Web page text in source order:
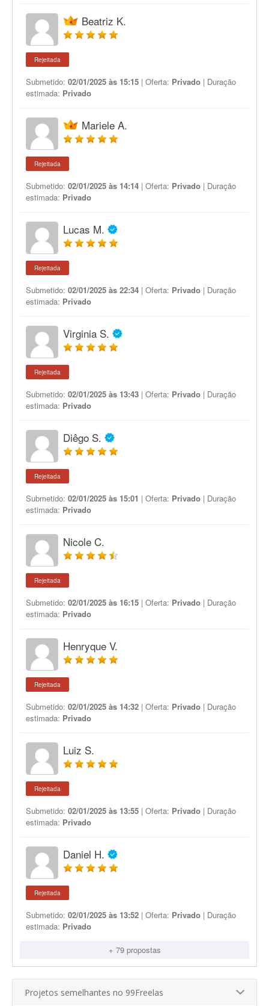
Beatriz K.
Rejeitada
Submetido: 02/01/2025 às 15:15 | Oferta: Privado | Duração
estimada: Privado
Mariele A.
Rejeitada
Submetido: 02/01/2025 às 14:14 | Oferta: Privado | Duração
estimada: Privado
Lucas M.
Rejeitada
Submetido: 02/01/2025 às 22:34 | Oferta: Privado | Duração
estimada: Privado
Virginia S.
Rejeitada
Submetido: 02/01/2025 às 13:43 | Oferta: Privado | Duração
estimada: Privado
Diêgo S.
Rejeitada
Submetido: 02/01/2025 às 15:01 | Oferta: Privado | Duração
estimada: Privado
Nicole C.
Rejeitada
Submetido: 02/01/2025 às 16:15 | Oferta: Privado | Duração
estimada: Privado
Henryque V.
Rejeitada
Submetido: 02/01/2025 às 14:32 | Oferta: Privado | Duração
estimada: Privado
Luiz S.
Rejeitada
Submetido: 02/01/2025 às 13:55 | Oferta: Privado | Duração
estimada: Privado
Daniel H.
Rejeitada
Submetido: 02/01/2025 às 13:52 | Oferta: Privado | Duração
estimada: Privado
+ 79 propostas
Projetos semelhantes no 99Freelas